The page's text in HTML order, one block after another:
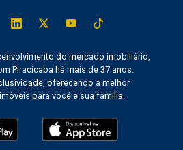
do mercado imobiliário,
Piracicaba há mais de 37 anos.
oferecendo a melhor
para você e sua família.